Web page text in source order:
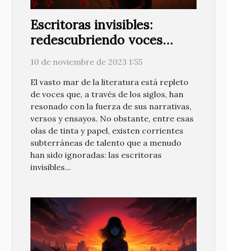
Escritoras invisibles:
redescubriendo voces
femeninas olvidadas
10 de noviembre de 2023 1:55
El vasto mar de la literatura está repleto
de voces que, a través de los siglos, han
resonado con la fuerza de sus narrativas,
versos y ensayos. No obstante, entre esas
olas de tinta y papel, existen corrientes
subterráneas de talento que a menudo
han sido ignoradas: las escritoras
invisibles...